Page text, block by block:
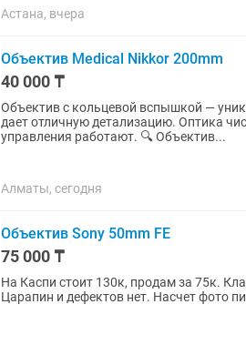
Астана, вчера
Объектив Medical Nikkor 200mm
40 000 ₸
Объектив с кольцевой вспышкой —
дает отличную детализацию. Оптика
управления работают. 🔍 Объектив...
Алматы, сегодня
Объектив Sony 50mm FE
75 000 ₸
На Каспи стоит 130к, продам за 75к.
Царапин и дефектов нет. Насчет фото